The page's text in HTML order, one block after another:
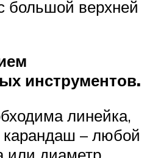
большой верхней
инструментов.
линейка,
карандаш – любой